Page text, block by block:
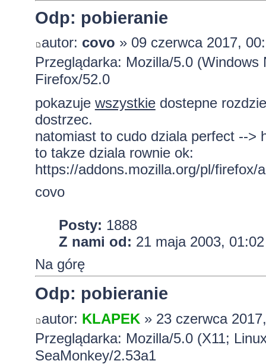
Odp: pobieranie
autor: covo » 09 czerwca 2017,
Przeglądarka: Mozilla/5.0
Firefox/52.0
pokazuje wszystkiedostepne
dostrzec.
natomiast to cudo dziala perfect -->
to takze dziala rownie ok:
https://addons.mozilla.org/pl/firefox/
covo
Posty: 1888
Z nami od: 21 maja 2003, 01:02
Na górę
Odp: pobieranie
autor: KLAPEK» 23 czerwca
Przeglądarka: Mozilla/5.0 (X11;
SeaMonkey/2.53a1